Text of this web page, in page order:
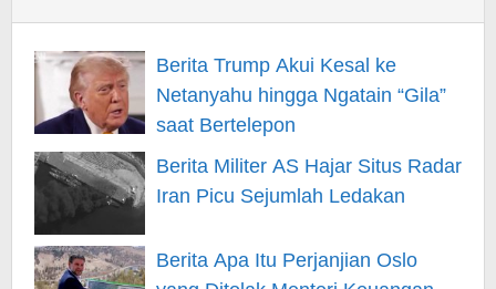
Berita Trump Akui Kesal ke
Netanyahu hingga Ngatain “Gila”
saat Bertelepon
Berita Militer AS Hajar Situs Radar
Iran Picu Sejumlah Ledakan
Berita Apa Itu Perjanjian Oslo